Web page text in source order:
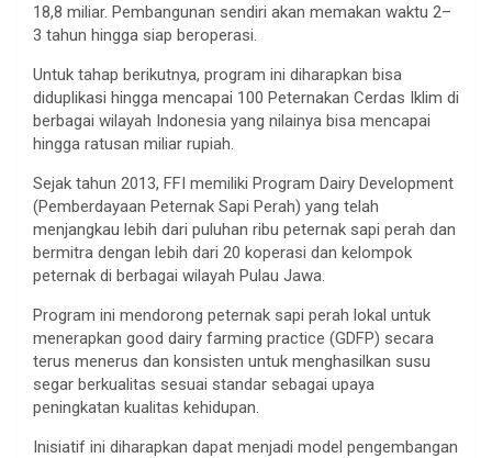
18,8 miliar. Pembangunan sendiri akan memakan waktu 2–
3 tahun hingga siap beroperasi.
Untuk tahap berikutnya, program ini diharapkan bisa
diduplikasi hingga mencapai 100 Peternakan Cerdas Iklim di
berbagai wilayah Indonesia yang nilainya bisa mencapai
hingga ratusan miliar rupiah.
Sejak tahun 2013, FFI memiliki Program Dairy Development
(Pemberdayaan Peternak Sapi Perah) yang telah
menjangkau lebih dari puluhan ribu peternak sapi perah dan
bermitra dengan lebih dari 20 koperasi dan kelompok
peternak di berbagai wilayah Pulau Jawa.
Program ini mendorong peternak sapi perah lokal untuk
menerapkan good dairy farming practice (GDFP) secara
terus menerus dan konsisten untuk menghasilkan susu
segar berkualitas sesuai standar sebagai upaya
peningkatan kualitas kehidupan.
Inisiatif ini diharapkan dapat menjadi model pengembangan